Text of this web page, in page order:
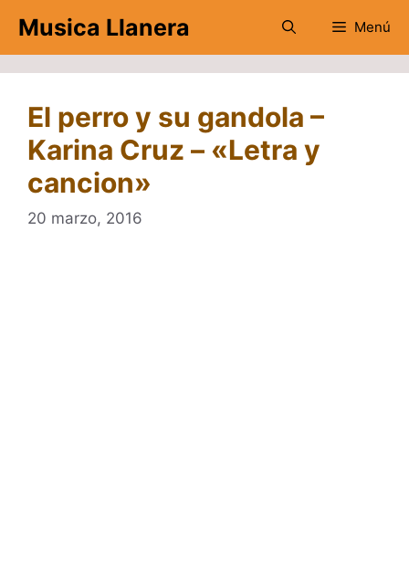
contenido
Musica Llanera Menú
El perro y su gandola –
Karina Cruz – «Letra y
cancion»
20 marzo, 2016